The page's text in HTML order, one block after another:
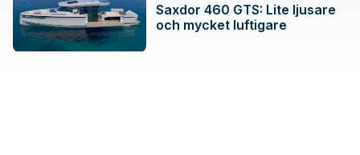
Saxdor 460 GTS: Lite ljusare
och mycket luftigare